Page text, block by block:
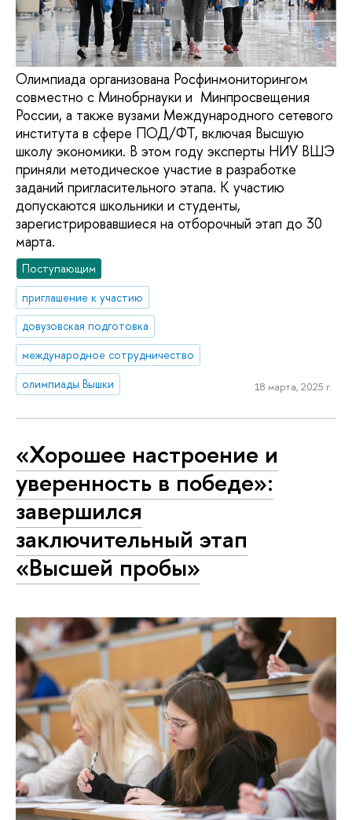
Олимпиада организована Росфинмониторингом
совместно с Минобрнауки и Минпросвещения
России, а также вузами Международного сетевого
института в сфере ПОД/ФТ, включая Высшую
школу экономики. В этом году эксперты НИУ ВШЭ
приняли методическое участие в разработке
заданий пригласительного этапа. К участию
допускаются школьники и студенты,
зарегистрировавшиеся на отборочный этап до 30
марта.
Поступающим
приглашение к участию
довузовская подготовка
международное сотрудничество
олимпиады Вышки
18 марта, 2025 г.
«Хорошее настроение и
уверенность в победе»:
завершился
заключительный этап
«Высшей пробы»